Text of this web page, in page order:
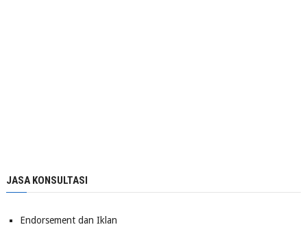
JASA KONSULTASI
Endorsement dan Iklan